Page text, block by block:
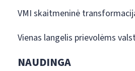
VMI skaitmeninė
Vienas langelis prievolėms
NAUDINGA